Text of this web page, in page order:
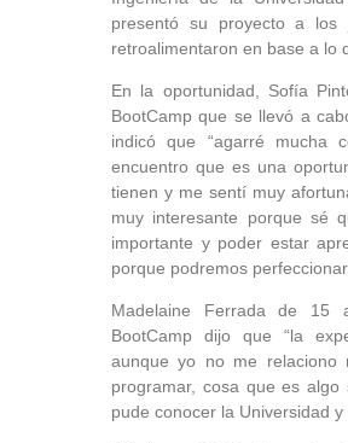
presentó su proyecto a los
retroalimentaron en base a lo
En la oportunidad, Sofía
BootCamp que se llevó a
indicó que “agarré mucha
encuentro que es una
tienen y me sentí muy
muy interesante porque sé
importante y poder estar
porque podremos
Madelaine Ferrada de 15
BootCamp dijo que “la
aunque yo no me relaciono
programar, cosa que es algo
pude conocer la Universidad y